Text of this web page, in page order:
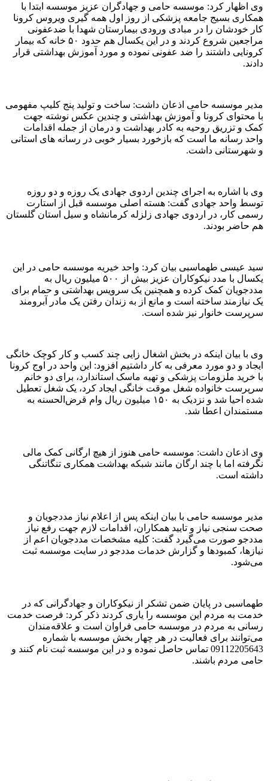
وی اظهار کرد: موسسه حامی و جهادگران عزیز موسسه ابتدا با
همکاری بسیج جامعه پزشکی از روز اول همه گیری ویروس کرونا
کار خودشان را در مبادی ورودی بیمارستان شهدا با ضدعفونی
مراجعین شروع کردند و در این یکسال هم حدود ۵۰ خانه که بیمار
کرونایی داشتند را ضد عفونی نموده و مورد آموزش بهداشتی قرار
دادند.
مدیر موسسه حامی اذعان داشت: ساخت و تولید پنج کلیپ مفهومی
با محتوای کرونا و آموزش بهداشتی و چندین عکس نوشته جهت
کمک و تزریق روحیه به کادر بهداشت و درمان از جمله اقدامات
واحد رسانه ما است که بازخورد بسیار خوبی در رسانه های استانی
و شهرستانی داشت.
وی با اشاره به اجرای چندین اردوی جهادی یک روزه و دو روزه
توسط واحد جهادی گفت: هسته اصلی موسسه قبل از استارت
رسمی کار، در اردوی جهادی زلزله کرمانشاه و سیل استان گلستان
هم حاضر بودند.
سید عیسی طهماسبی بیان کرد: واحد خیریه موسسه حامی در این
یکسال با مدد نیکوکاران عزیز بیش از ۵۰۰ میلیون ریال به
مددجویان کمک کرده و همچنین یک سرویس بهداشتی و حمام برای
یک نیازمند ساخته است و مانع از به زندان رفتن یک مادر آبرومند
سرپرست خانوار نیز شده است.
وی با بیان اینکه در بخش اشغال زایی چند کسب و کار کوچک خانگی
ایجاد و دو مورد معرفی به کار داشتیم افزود: این واحد در اوج کرونا
با خرید ملزومات پزشکی و تهیه ماسک استاندارد، برای دو خانم
سرپرست خانواده شغل موقت خانگی ایجاد کرد، یک شغل تعطیل
شده احیا شد و نزدیک به ۱۵۰ میلیون ریال وام قرض‌الحسنه به
مستمندان اعطا شد.
وی اذعان داشت: موسسه حامی هنوز از هیچ ارگانی کمک مالی
نگرفته اما با چند ارگان مانند شبکه بهداشت همکاری تنگاتنگی
داشته است.
مدیر موسسه حامی با بیان اینکه پس از اعلام نیاز مددجویان و
صحت سنجی نیاز و تایید همکاران، اقدامات لازم جهت رفع نیاز
مددجو صورت می‌گیرد گفت: کلیه مشخصات مددجویان اعم از
نیازها، کمبودها و گزارش خدمات مددجو در سایت موسسه ثبت
می‌شود.
طهماسبی در پایان ضمن تشکر از نیکوکاران و جهادگرانی که در
خدمت به مردم این موسسه را یاری کردند ذکر کرد: فرصت خدمت
رسانی به مردم در موسسه حامی فراوان است و علاقه‌مندان
می‌توانند برای فعالیت در هر چهار بخش موسسه با شماره
09112205643 تماس حاصل نموده و در این موسسه ثبت نام کنند و
حامی مردم باشند.